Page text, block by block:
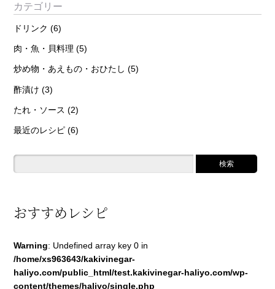
カテゴリー
ドリンク (6)
肉・魚・貝料理 (5)
炒め物・あえもの・おひたし (5)
酢漬け (3)
たれ・ソース (2)
最近のレシピ (6)
おすすめレシピ
Warning: Undefined array key 0 in
/home/xs963643/kakivinegar-
haliyo.com/public_html/test.kakivinegar-haliyo.com/wp-
content/themes/haliyo/single.php